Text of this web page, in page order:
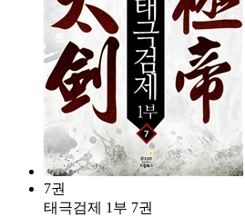
7권
태극검제 1부 7권